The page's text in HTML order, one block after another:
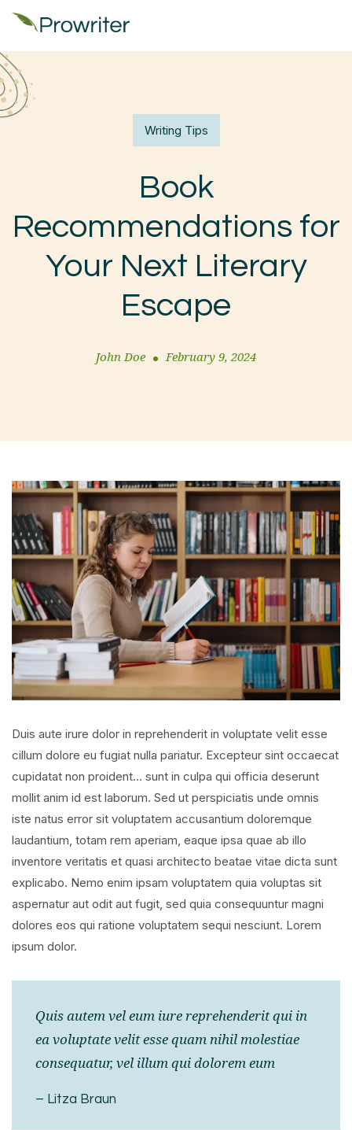
Writing Tips
Book
Recommendations for
Your Next Literary
Escape
John Doe February 9, 2024
Duis aute irure dolor in reprehenderit in voluptate velit esse
cillum dolore eu fugiat nulla pariatur. Excepteur sint occaecat
cupidatat non proident… sunt in culpa qui officia deserunt
mollit anim id est laborum. Sed ut perspiciatis unde omnis
iste natus error sit voluptatem accusantium doloremque
laudantium, totam rem aperiam, eaque ipsa quae ab illo
inventore veritatis et quasi architecto beatae vitae dicta sunt
explicabo. Nemo enim ipsam voluptatem quia voluptas sit
aspernatur aut odit aut fugit, sed quia consequuntur magni
dolores eos qui ratione voluptatem sequi nesciunt. Lorem
ipsum dolor.
Quis autem vel eum iure reprehenderit qui in
ea voluptate velit esse quam nihil molestiae
consequatur, vel illum qui dolorem eum
– Litza Braun